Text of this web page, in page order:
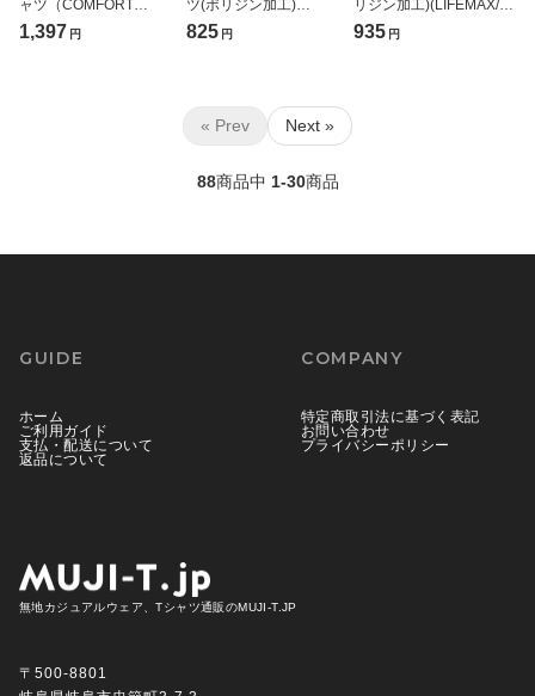
ャツ（COMFORT
COLORS/コンフォート
1,397 円
ツ(ポリジン加工)
(LIFEMAX/ライフマック
825 円
リジン加工)(LIFEMAX/ラ
イフマックス)[MS1165]
935 円
« Prev Next »
88商品中 1-30商品
無地カジュアルウェア、Tシャツ通販のMUJI-T.JP
〒500-8801
GUIDE
ホーム
ご利用ガイド
支払・配送について
返品について
COMPANY
特定商取引法に基づく表記
お問い合わせ
プライバシーポリシー